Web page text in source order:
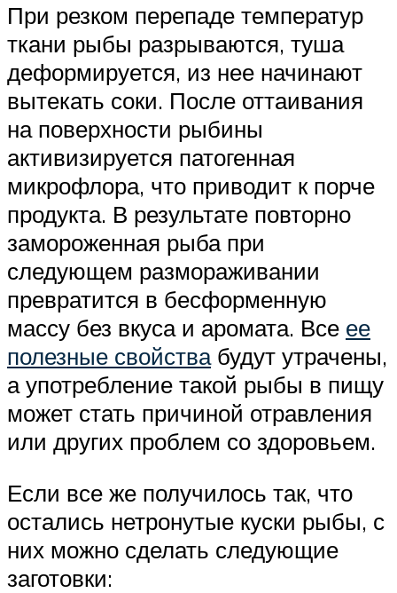
При резком перепаде температур
ткани рыбы разрываются, туша
деформируется, из нее начинают
вытекать соки. После оттаивания
на поверхности рыбины
активизируется патогенная
микрофлора, что приводит к порче
продукта. В результате повторно
замороженная рыба при
следующем размораживании
превратится в бесформенную
массу без вкуса и аромата. Все ее
полезные свойствабудут утрачены,
а употребление такой рыбы в пищу
может стать причиной отравления
или других проблем со здоровьем.
Если все же получилось так, что
остались нетронутые куски рыбы, с
них можно сделать следующие
заготовки: